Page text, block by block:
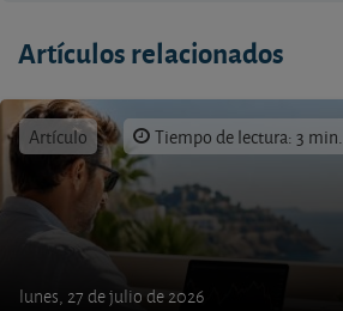
Artículos relacionados
Artículo Tiempo de lectura: 3 min.
lunes, 27 de julio de 2026